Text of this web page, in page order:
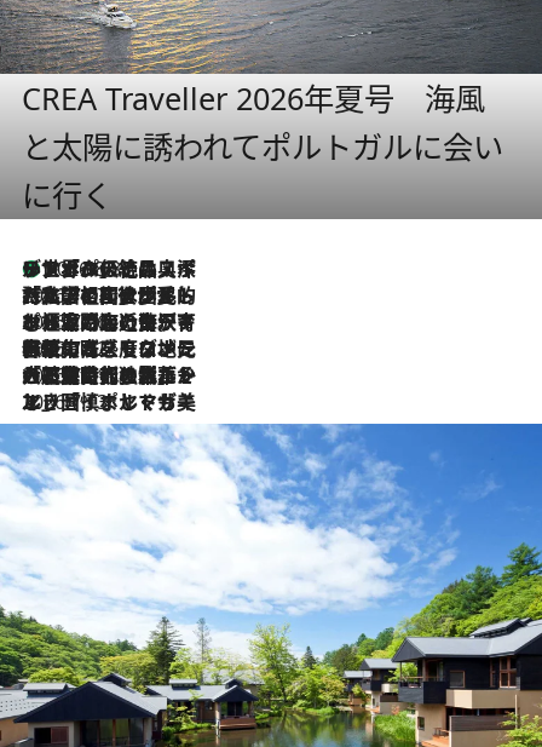
CREA Traveller 2026年夏号 海風
と太陽に誘われてポルトガルに会い
に行く
2026.8.8
リスボンの絶品スイーツ「パステル・デ・ナタ」とは？ポルトガル伝統の奥深い世界へ
2026.7.27
「私の祖国はポルトガル語です」国民的詩人フェルナンド・ペソアと、彼が愛した文学の街を歩く
2026.7.26
ポルトガル近海が育む極上の海の幸。キリリと冷えた白ワインと愉しむ、シーフード専門店の贅沢
2026.7.22
伝統の味をモダンに昇華。高感度な地元客が集う、リスボンの最旬ガストロノミー
2026.7.21
大航海時代の栄華から、震災、独裁、そして革命へ。ポルトガル・首都リスボンの石畳に刻まれた「歴史の光と影」
2026.7.13
エッセイ・ヤマザキマリ「慎ましくも美しき国 ポルトガル」